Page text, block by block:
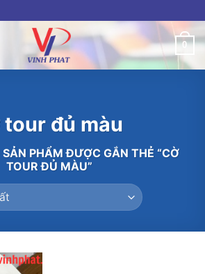
0
tour đủ màu
SẢN PHẨM ĐƯỢC GẮN THẺ “CỜ
TOUR ĐỦ MÀU”